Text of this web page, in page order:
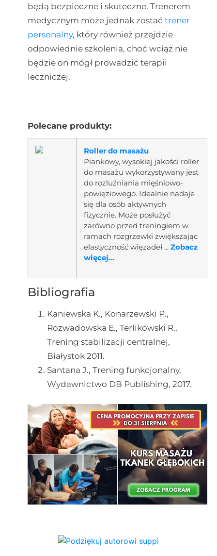
będą bezpieczne i skuteczne. Trenerem
medycznym może jednak zostać trener
personalny, który również przejdzie
odpowiednie szkolenia, choć wciąż nie
będzie on mógł prowadzić terapii
leczniczej.
Polecane produkty:
Roller do masażu
Piankowy, wysokiej jakości roller
do masażu wykorzystywany jest
do rozluźniania mięśniowo-
powięziowego. Idealnie nadaje
się dla osób aktywnych
fizycznie. Może posłużyć
zarówno przed treningiem w
ramach rozgrzewki zwiększając
elastyczność więzadeł ... Zobacz
więcej...
Bibliografia
Kaniewska K., Konarzewski P.,
Rozwadowska E., Terlikowski R.,
Trening stabilizacji centralnej,
Białystok 2011.
Santana J., Trening funkcjonalny,
Wydawnictwo DB Publishing, 2017.